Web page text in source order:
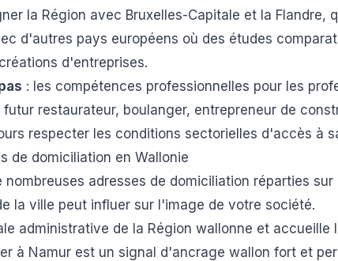
la Région avec Bruxelles-Capitale et la Flandre,
d'autres pays européens où des études
d'entreprises.
: les compétences professionnelles pour les
futur restaurateur, boulanger, entrepreneur de
respecter les conditions sectorielles d'accès à
de domiciliation en Wallonie
nombreuses adresses de domiciliation réparties
la ville peut influer sur l'image de votre société.
administrative de la Région wallonne et accueille
à Namur est un signal d'ancrage wallon fort et